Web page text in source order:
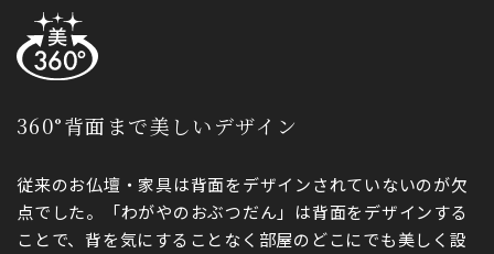
360°背面まで美しいデザイン
従来のお仏壇・家具は背面をデザインされていないのが欠
点でした。「わがやのおぶつだん」は背面をデザインする
ことで、背を気にすることなく部屋のどこにでも美しく設